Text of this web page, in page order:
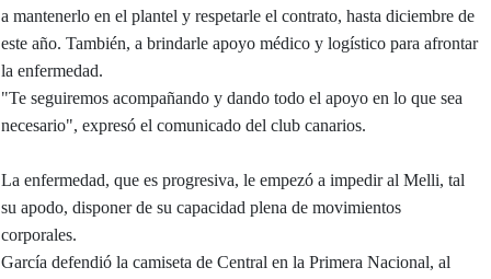
a mantenerlo en el plantel y respetarle el contrato, hasta diciembre de
este año. También, a brindarle apoyo médico y logístico para afrontar
la enfermedad.
"Te seguiremos acompañando y dando todo el apoyo en lo que sea
necesario", expresó el comunicado del club canarios.
La enfermedad, que es progresiva, le empezó a impedir al Melli, tal
su apodo, disponer de su capacidad plena de movimientos
corporales.
García defendió la camiseta de Central en la Primera Nacional, al